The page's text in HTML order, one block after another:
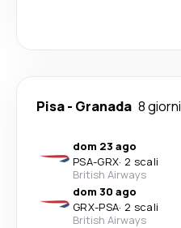
Pisa- Granada 8 giorni
dom 23 ago
PSA-GRX· 2 scali
British Airways
dom 30 ago
GRX-PSA· 2 scali
British Airways